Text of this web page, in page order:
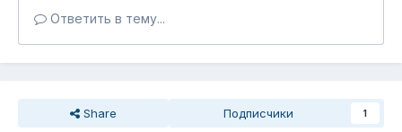
Ответить в тему...
Share Подписчики 1